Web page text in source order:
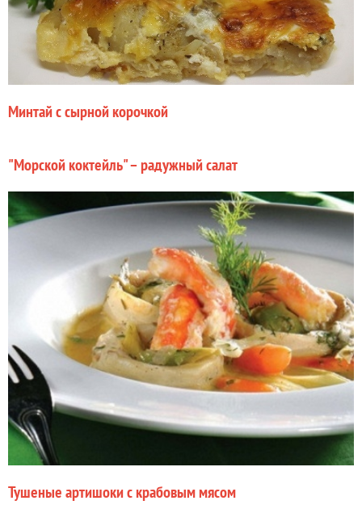
Минтай с сырной корочкой
"Морской коктейль" – радужный салат
Тушеные артишоки с крабовым мясом